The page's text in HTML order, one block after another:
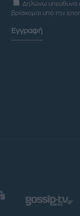
Δηλώνω υπεύθυνα
βρίσκομαι υπό την
Εγγραφή